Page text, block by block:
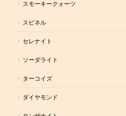
スモーキークォーツ
スピネル
セレナイト
ソーダライト
ターコイズ
ダイヤモンド